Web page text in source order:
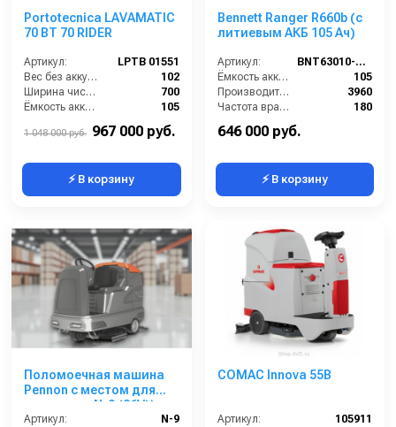
Portotecnica LAVAMATIC
70 BT 70 RIDER
Артикул:
LPTB 01551
Вес без аккумуляторов (кг):
102
Ширина чистки щёток (мм):
700
Ёмкость аккумуляторов (Ач):
105
35
1 048 000 руб. 967 000 руб.
⚡ В корзину
Bennett Ranger R660b (с
литиевым АКБ 105 Ач)
Артикул:
BNT63010-105li
Ёмкость аккумуляторов (Ач):
105
Производительность по площади (м2/ч):
3960
Частота вращения щетки (об/мин):
180
646 000 руб.
⚡ В корзину
Поломоечная машина
Pennon с местом для
оператора N-9 (36V))
Артикул:
N-9
COMAC Innova 55B
Артикул:
105911